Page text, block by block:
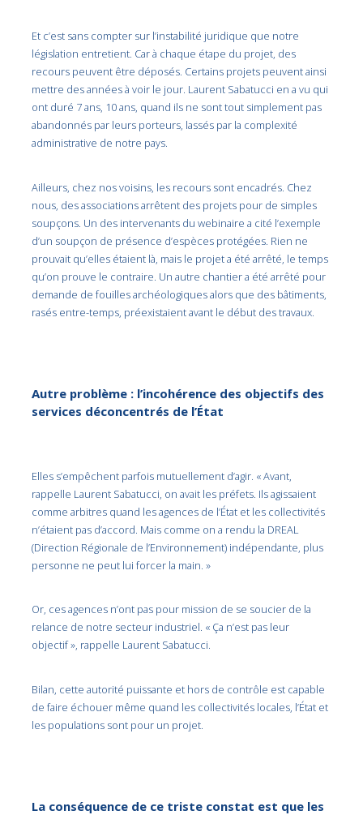
Et c’est sans compter sur l’instabilité juridique que notre
législation entretient. Car à chaque étape du projet, des
recours peuvent être déposés. Certains projets peuvent ainsi
mettre des années à voir le jour. Laurent Sabatucci en a vu qui
ont duré 7 ans, 10 ans, quand ils ne sont tout simplement pas
abandonnés par leurs porteurs, lassés par la complexité
administrative de notre pays.
Ailleurs, chez nos voisins, les recours sont encadrés. Chez
nous, des associations arrêtent des projets pour de simples
soupçons. Un des intervenants du webinaire a cité l’exemple
d’un soupçon de présence d’espèces protégées. Rien ne
prouvait qu’elles étaient là, mais le projet a été arrêté, le temps
qu’on prouve le contraire. Un autre chantier a été arrêté pour
demande de fouilles archéologiques alors que des bâtiments,
rasés entre-temps, préexistaient avant le début des travaux.
Autre problème : l’incohérence des objectifs des
services déconcentrés de l’État
Elles s’empêchent parfois mutuellement d’agir. « Avant,
rappelle Laurent Sabatucci, on avait les préfets. Ils agissaient
comme arbitres quand les agences de l’État et les collectivités
n’étaient pas d’accord. Mais comme on a rendu la DREAL
(Direction Régionale de l’Environnement) indépendante, plus
personne ne peut lui forcer la main. »
Or, ces agences n’ont pas pour mission de se soucier de la
relance de notre secteur industriel. « Ça n’est pas leur
objectif », rappelle Laurent Sabatucci.
Bilan, cette autorité puissante et hors de contrôle est capable
de faire échouer même quand les collectivités locales, l’État et
les populations sont pour un projet.
La conséquence de ce triste constat est que les